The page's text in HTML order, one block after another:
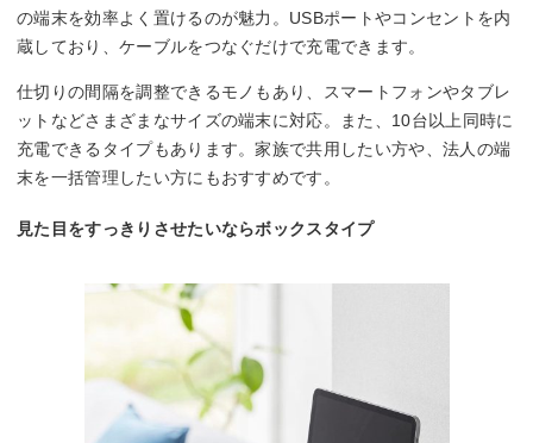
の端末を効率よく置けるのが魅力。USBポートやコンセントを内
蔵しており、ケーブルをつなぐだけで充電できます。
仕切りの間隔を調整できるモノもあり、スマートフォンやタブレ
ットなどさまざまなサイズの端末に対応。また、10台以上同時に
充電できるタイプもあります。家族で共用したい方や、法人の端
末を一括管理したい方にもおすすめです。
見た目をすっきりさせたいならボックスタイプ